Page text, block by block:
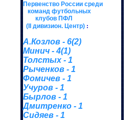
Первенство России среди
команд футбольных
клубов ПФЛ
(II дивизион. Центр) :
А.Козлов - 6(2)
Минич - 4(1)
Толстых - 1
Рыченков - 1
Фомичев - 1
Учуров - 1
Бырлов - 1
Дмитренко - 1
Сидяев - 1